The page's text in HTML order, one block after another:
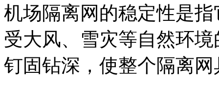
机场隔离网的稳定性是
受大风、雪灾等自然环
钉固钻深，使整个隔离